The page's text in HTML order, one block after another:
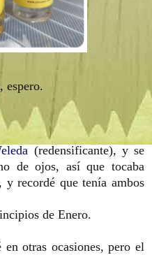
espero.
(redensificante), y se
de ojos, así que tocaba
y recordé que tenía ambos
de Enero.
otras ocasiones, pero el